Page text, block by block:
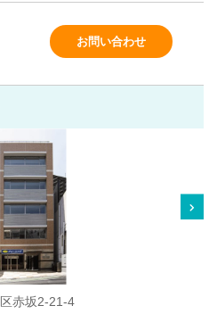
お問い合わせ
赤坂2-21-4